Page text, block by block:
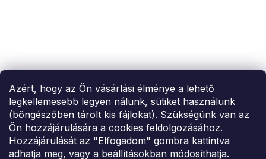
Azért, hogy az Ön vásárlási élménye a lehető
legkellemesebb legyen nálunk, sütiket használunk
(böngészőben tárolt kis fájlokat). Szükségünk van az
Ön hozzájárulására a cookies feldolgozásához.
Hozzájárulását az "Elfogadom" gombra kattintva
adhatja meg, vagy a beállításokban módosíthatja.